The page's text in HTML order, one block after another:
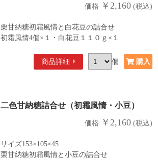
価格 ￥2,160(税込)
栗甘納糖初霜風情と白花豆の詰合せ
初霜風情4個×１・白花豆１１０ｇ×１
商品詳細 個
二色甘納糖詰合せ（初霜風情・小豆）
価格 ￥2,160(税込)
サイズ153×105×45
栗甘納糖初霜風情と小豆の詰合せ